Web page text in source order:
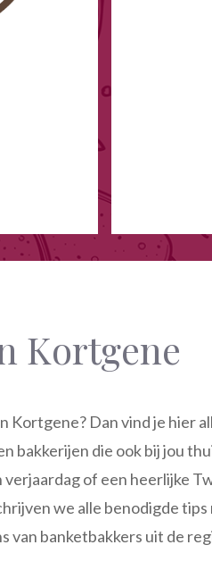
Kortgene
Kortgene? Dan vind je hier
bakkerijen die ook bij jou
of een heerlijke
we alle benodigde
van banketbakkers uit de